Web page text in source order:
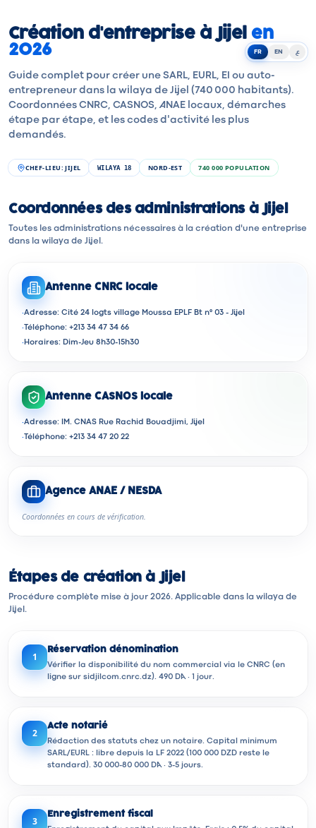
FR EN ع
Création d'entreprise à Jijel en
2026
Guide complet pour créer une SARL, EURL, EI ou auto-
entrepreneur dans la wilaya de Jijel (740 000 habitants).
Coordonnées CNRC, CASNOS, ANAE locaux, démarches
étape par étape, et les codes d'activité les plus
demandés.
CHEF-LIEU:JIJEL WILAYA 18 NORD-EST 740 000 POPULATION
Coordonnées des administrations à Jijel
Toutes les administrations nécessaires à la création d'une entreprise
dans la wilaya de Jijel.
Antenne CNRC locale
·Adresse: Cité 24 logts village Moussa EPLF Bt n° 03 - Jijel
· Téléphone: +213 34 47 34 66
· Horaires: Dim-Jeu 8h30-15h30
Antenne CASNOS locale
·Adresse: IM. CNAS Rue Rachid Bouadjimi, Jijel
· Téléphone: +213 34 47 20 22
Agence ANAE / NESDA
Coordonnées en cours de vérification.
Étapes de création à Jijel
Procédure complète mise à jour 2026. Applicable dans la wilaya de
Jijel.
1
Réservation dénomination
Vérifier la disponibilité du nom commercial via le CNRC (en
ligne sur sidjilcom.cnrc.dz). 490 DA · 1 jour.
2
Acte notarié
Rédaction des statuts chez un notaire. Capital minimum
SARL/EURL : libre depuis la LF 2022 (100 000 DZD reste le
standard). 30 000-80 000 DA · 3-5 jours.
3
Enregistrement fiscal